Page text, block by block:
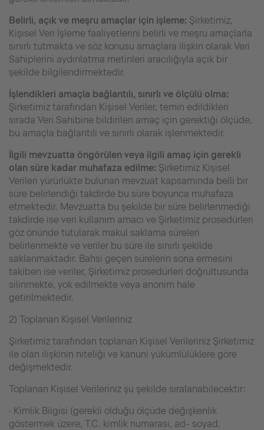
Belirli, açık ve meşru amaçlar için işleme: Şirketimiz,
Kişisel Veri İşleme faaliyetlerini belirli ve meşru amaçlarla
sınırlı tutmakta ve söz konusu amaçlara ilişkin olarak Veri
Sahiplerini aydınlatma metinleri aracılığıyla açık bir
şekilde bilgilendirmektedir.
İşlendikleri amaçla bağlantılı, sınırlı ve ölçülü olma:
Şirketimiz tarafından Kişisel Veriler, temin edildikleri
sırada Veri Sahibine bildirilen amaç için gerektiği ölçüde,
bu amaçla bağlantılı ve sınırlı olarak işlenmektedir.
İlgili mevzuatta öngörülen veya ilgili amaç için gerekli
olan süre kadar muhafaza edilme: Şirketimiz Kişisel
Verileri yürürlükte bulunan mevzuat kapsamında belli bir
süre belirlendiği takdirde bu süre boyunca muhafaza
etmektedir. Mevzuatta bu şekilde bir süre belirlenmediği
takdirde ise veri kullanım amacı ve Şirketimiz prosedürleri
göz önünde tutularak makul saklama süreleri
belirlenmekte ve veriler bu süre ile sınırlı şekilde
saklanmaktadır. Bahsi geçen sürelerin sona ermesini
takiben ise veriler, Şirketimiz prosedürleri doğrultusunda
silinmekte, yok edilmekte veya anonim hale
getirilmektedir.
2) Toplanan Kişisel Verileriniz
Şirketimiz tarafından toplanan Kişisel Verileriniz Şirketimiz
ile olan ilişkinin niteliği ve kanuni yükümlülüklere göre
değişmektedir.
Toplanan Kişisel Verileriniz şu şekilde sıralanabilecektir:
· Kimlik Bilgisi (gerekli olduğu ölçüde değişkenlik
göstermek üzere, T.C. kimlik numarası, ad- soyad,